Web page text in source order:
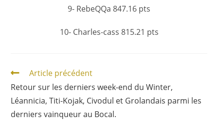
9- RebeQQa 847.16 pts
10- Charles-cass 815.21 pts
Article précédent
Retour sur les derniers week-end du Winter,
Léannicia, Titi-Kojak, Civodul et Grolandais parmi les
derniers vainqueur au Bocal.